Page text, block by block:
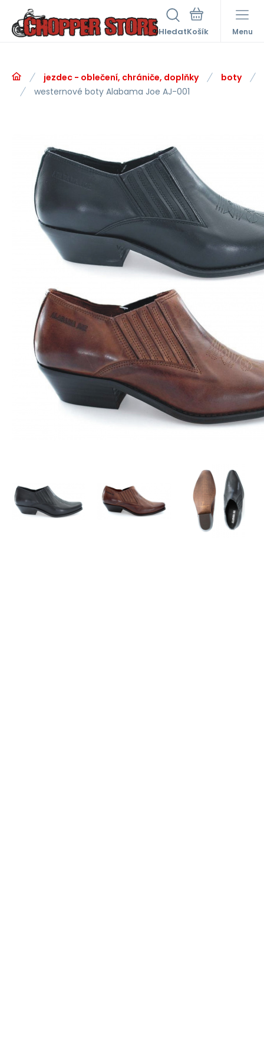
Hledat Menu
jezdec - oblečení, chrániče, doplňky
boty
westernové boty Alabama Joe AJ-001